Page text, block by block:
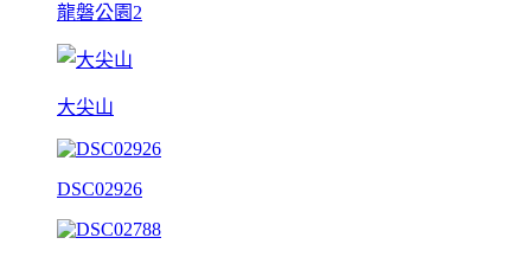
龍磐公園2
大尖山
DSC02926